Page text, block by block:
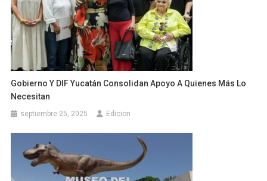
Gobierno Y DIF Yucatán Consolidan Apoyo A Quienes Más Lo
Necesitan
septiembre 25, 2025 Edicion